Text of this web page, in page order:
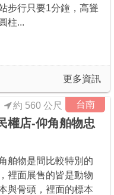
步行只要1分鐘，高聳
柱...
更多資訊
台南
約 560 公尺
權店-仰角舶物忠
舶物是間比較特別的
裡面展售的皆是動物
與骨頭，裡面的標本